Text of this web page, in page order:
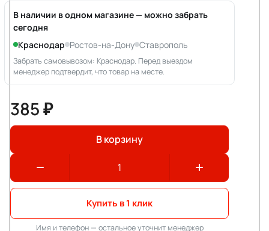
В наличии в одном магазине — можно забрать
сегодня
Краснодар Ростов-на-Дону Ставрополь
Забрать самовывозом: Краснодар. Перед выездом
менеджер подтвердит, что товар на месте.
385 ₽
В корзину
Купить в 1 клик
Имя и телефон — остальное уточнит менеджер